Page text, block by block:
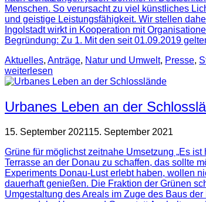
Menschen. So verursacht zu viel künstliches
und geistige Leistungsfähigkeit. Wir stellen
Ingolstadt wirkt in Kooperation mit
Begründung: Zu 1. Mit den seit 01.09.2019
Aktuelles, Anträge, Natur und Umwelt, Presse,
weiterlesen
Urbanes Leben an der
15. September 202115. September 2021
Grüne für möglichst zeitnahe Umsetzung „Es
Terrasse an der Donau zu schaffen, das sollte
Experiments Donau-Lust erlebt haben, wollen
dauerhaft genießen. Die Fraktion der Grünen
Umgestaltung des Areals im Zuge des Baus